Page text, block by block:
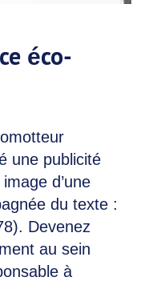
éco-
une publicité
d’une
du texte :
Devenez
au sein
à